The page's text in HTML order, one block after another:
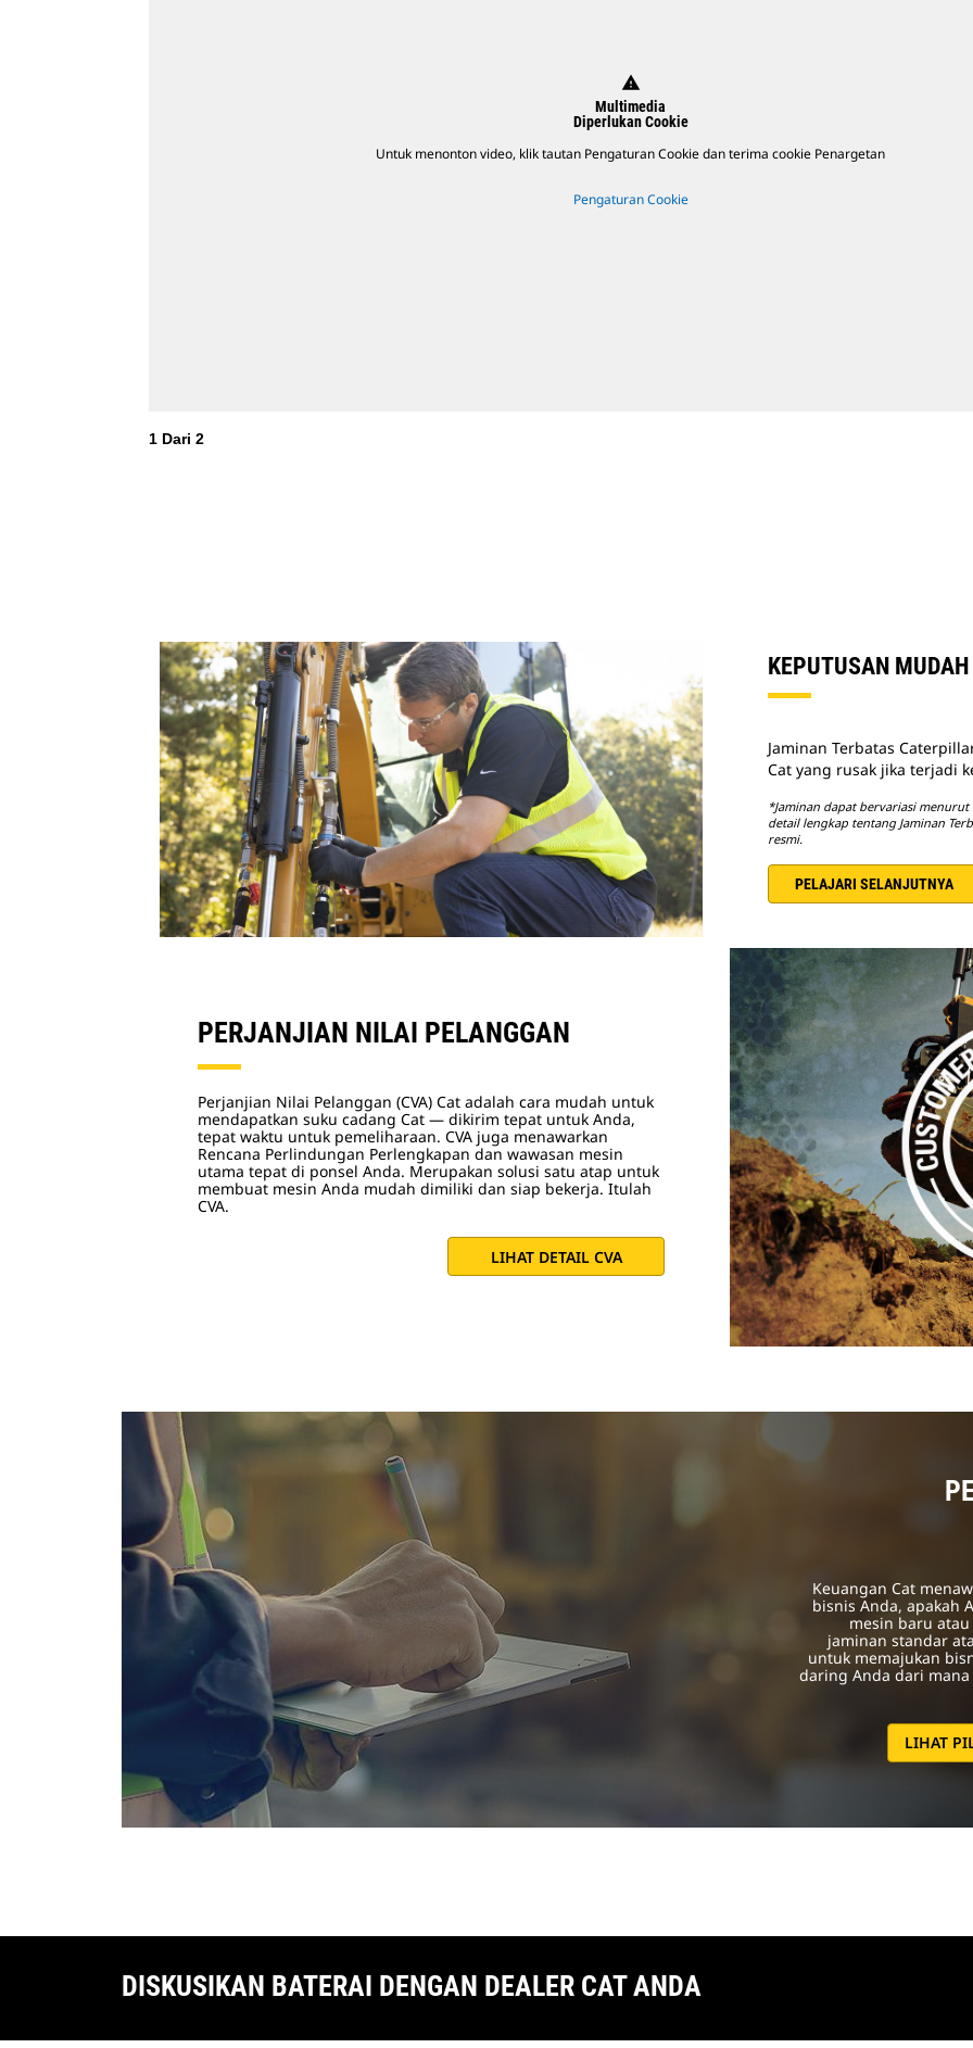
warning
Multimedia
Diperlukan Cookie
Untuk menonton video, klik tautan Pengaturan Cookie dan terima cookie Penargetan
Pengaturan Cookie
1 Dari 2
KEPUTUSAN
Jaminan Terbatas
Cat yang rusak jika terjadi
*Jaminan dapat bervariasi
detail lengkap tentang Jaminan
resmi.
PELAJARI SELANJUTNYA
PERJANJIAN NILAI PELANGGAN
Perjanjian Nilai Pelanggan (CVA) Cat adalah cara mudah untuk
mendapatkan suku cadang Cat — dikirim tepat untuk Anda,
tepat waktu untuk pemeliharaan. CVA juga menawarkan
Rencana Perlindungan Perlengkapan dan wawasan mesin
utama tepat di ponsel Anda. Merupakan solusi satu atap untuk
membuat mesin Anda mudah dimiliki dan siap bekerja. Itulah
CVA.
LIHAT DETAIL CVA
Keuangan Cat
bisnis Anda, apakah
mesin baru
jaminan standar
untuk memajukan
daring Anda dari
LIHAT
DISKUSIKAN BATERAI DENGAN DEALER CAT ANDA